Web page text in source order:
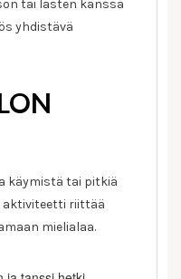
tai lasten kanssa
yhdistävä
käymistä tai pitkiä
aktiviteetti riittää
mielialaa.